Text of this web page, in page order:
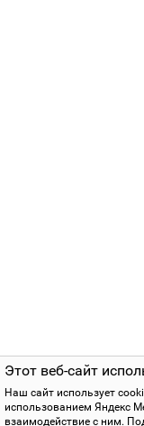
Этот веб-сайт
Наш сайт использует
использованием Яндекс
взаимодействие с ним.